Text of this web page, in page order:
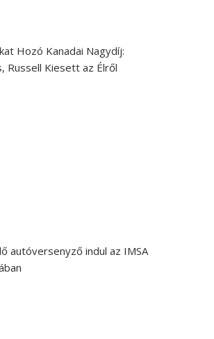
Hozó Kanadai Nagydíj:
Russell Kiesett az Élről
autóversenyző indul az IMSA